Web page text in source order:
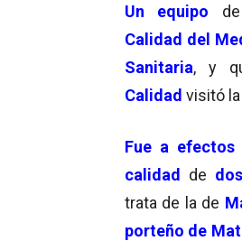
Un equipo
Calidad del
Sanitaria, y
Calidad visitó la
Fue a efectos
calidad de
trata de la de
porteño de